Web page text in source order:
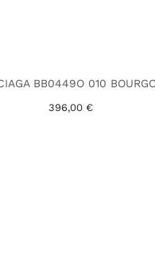
BB0449O 010
396,00 €